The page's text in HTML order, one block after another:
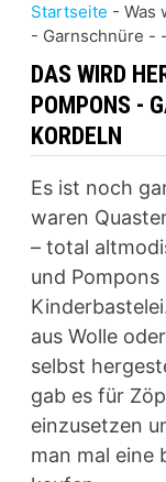
Startseite - Was
- Garnschnüre -
DAS WIRD
POMPONS -
KORDELN
Es ist noch
waren
– total
und Pompons
aus Wolle
selbst
gab es für
einzusetzen
man mal eine